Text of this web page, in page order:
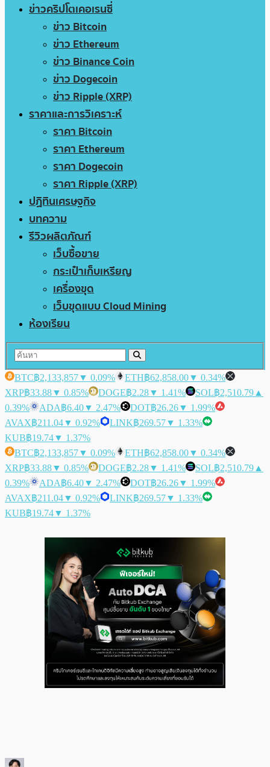
ข่าวคริปโตเคอเรนซี่
ข่าว Bitcoin
ข่าว Ethereum
ข่าว Binance Coin
ข่าว Dogecoin
ข่าว Ripple (XRP)
ราคาและการวิเคราะห์
ราคา Bitcoin
ราคา Ethereum
ราคา Dogecoin
ราคา Ripple (XRP)
ปฏิทินเศรษฐกิจ
บทความ
รีวิวผลิตภัณฑ์
เว็บซื้อขาย
กระเป๋าเก็บเหรียญ
เครื่องขุด
เว็บขุดแบบ Cloud Mining
ห้องเรียน
BTC฿2,133,857▼ 0.09% ETH฿62,858.00▼ 0.34%
XRP฿33.88▼ 0.85% DOGE฿2.28▼ 1.41% SOL฿2,510.79 ▲
0.39%
ADA฿6.40▼ 2.47% DOT฿26.26▼ 1.99%
AVAX฿211.04▼ 0.92% LINK฿269.57▼ 1.33%
KUB฿19.74▼ 1.37%
BTC฿2,133,857▼ 0.09% ETH฿62,858.00▼ 0.34%
XRP฿33.88▼ 0.85% DOGE฿2.28▼ 1.41% SOL฿2,510.79 ▲
0.39%
ADA฿6.40▼ 2.47% DOT฿26.26▼ 1.99%
AVAX฿211.04▼ 0.92% LINK฿269.57▼ 1.33%
KUB฿19.74▼ 1.37%